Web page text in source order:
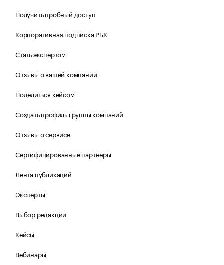
Получить пробный доступ
Корпоративная подписка РБК
Стать экспертом
Отзывы о вашей компании
Поделиться кейсом
Создать профиль группы компаний
Отзывы о сервисе
Сертифицированные партнеры
Лента публикаций
Эксперты
Выбор редакции
Кейсы
Вебинары